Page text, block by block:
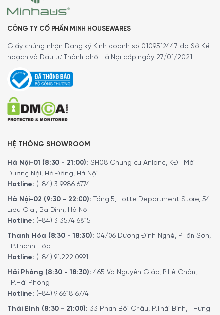
Giao hàng nhanh chóng toàn quốc.
Bảo hành bằng thẻ bảo hành chính hãng từ công ty.
Hàng đúng nguồn gốc, chính hãng, nhập khẩu Đức & EU.
Ngoài ra quý khách có thể tham khảo thêm các
tìm hiểu về các tính năng của các sản phẩm gia dụng.
Minh House đã cho ra đời kênh
dung thú vị. Quý khách có thể theo dõi kênh youtube
bằng liên kếttại đây.
5/5 - (1 bình chọn)
CÔNG TY CỔ PHẦN MINH HOUSEWARES
Giấy chứng nhận Đăng ký Kinh doanh số 0109512447 do Sở Kế
hoạch và Đầu tư Thành phố Hà Nội cấp ngày 27/01/2021
HỆ THỐNG SHOWROOM
Hà Nội-01 (8:30 - 21:00): SH08 Chung cư Anland, KĐT Mới
Dương Nội, Hà Đông, Hà Nội
Hotline: (+84) 3 9986 6774
Hà Nội-02 (9:30 - 22:00): Tầng 5, Lotte Department Store, 54
Liễu Giai, Ba Đình, Hà Nội
Hotline: (+84) 3 3574 6815
Thanh Hóa (8:30 - 18:30): 04/06 Dương Đình Nghệ, P.Tân Sơn,
TP.Thanh Hóa
Hotline: (+84) 91.222.0991
Hải Phòng (8:30 - 18:30): 465 Võ Nguyên Giáp, P.Lê Chân,
TP.Hải Phòng
Hotline: (+84) 9 6618 6774
Thái Bình (8:30 - 21:00): 33 Phan Bội Châu, P.Thái Bình, T.Hưng